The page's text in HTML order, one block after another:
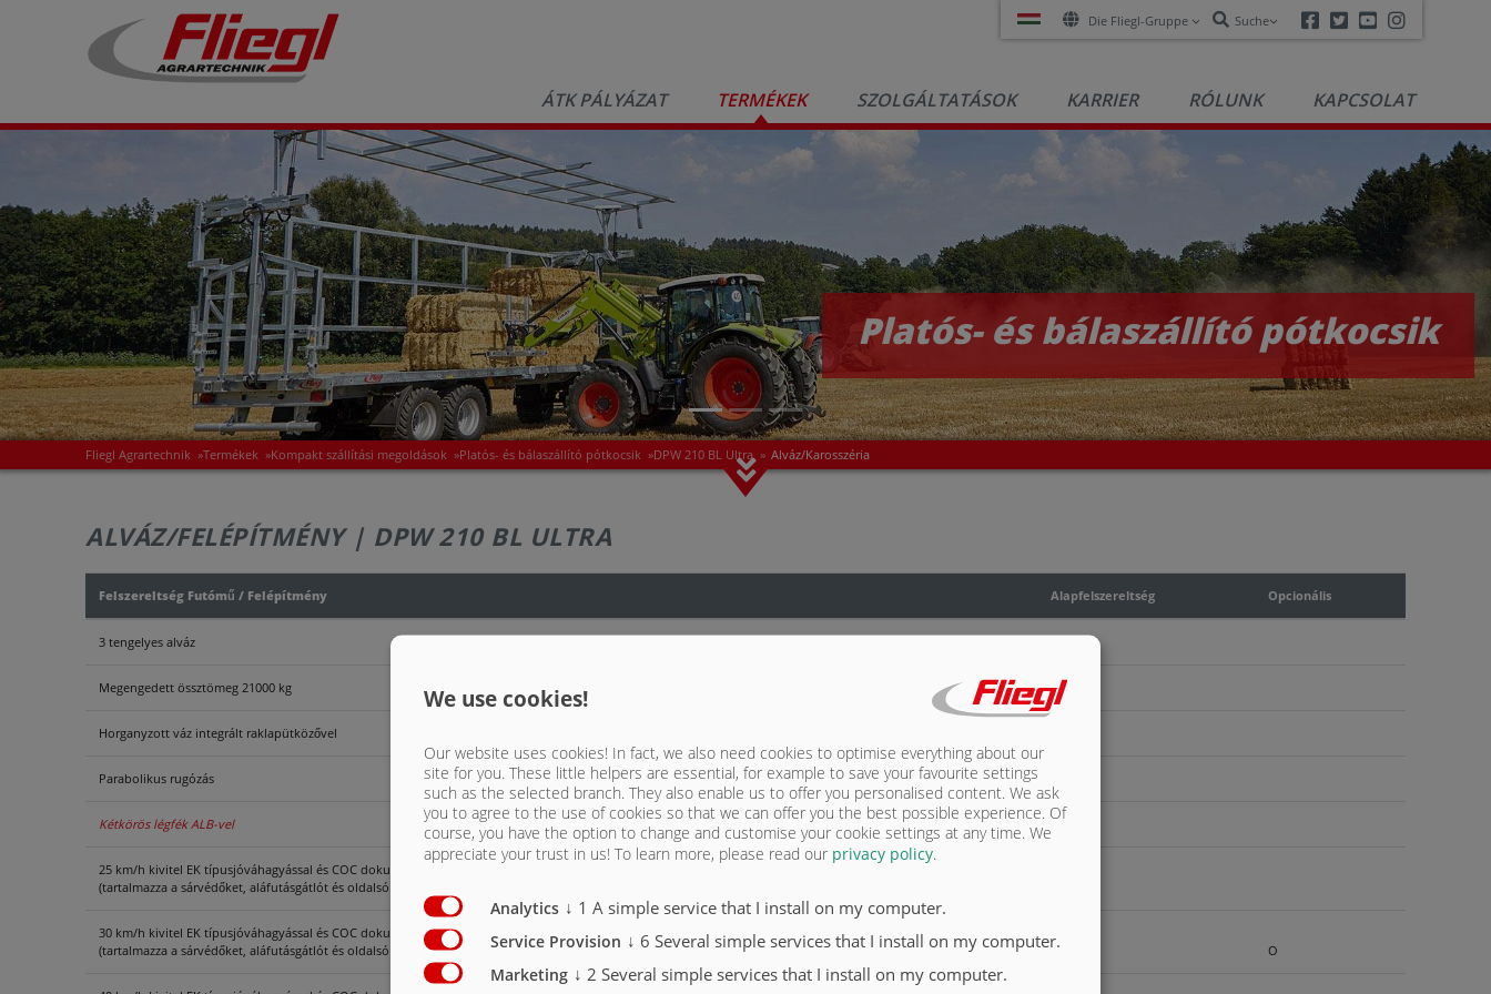
Die Fliegl-Gruppe Suche Facebook
TwitterYoutube
ÁTK PÁLYÁZAT TERMÉKEK SZOLGÁLTATÁSOK KARRIER RÓLUNK KAPCSOLAT
Platós- és bálaszállító pótkocsik
Fliegl Agrartechnik »Termékek »Kompakt szállítási megoldások »Platós- és bálaszállító pótkocsik »DPW 210 BL Ultra » Alváz/Karosszéria
ALVÁZ/FELÉPÍTMÉNY | DPW 210 BL ULTRA
Felszereltség Futómű / Felépítmény Alapfelszereltség Opcionális
3 tengelyes alváz
Megengedett össztömeg 21000 kg X
Horganyzott váz integrált raklapütközővel
Parabolikus rugózás
Kétkörös légfék ALB-vel X
25 km/h kivitel EK típusjóváhagyással és COC dokumentumokkal
(tartalmazza a sárvédőket, aláfutásgátlót és oldalsó helyzetjelző lámpákat)
30 km/h kivitel EK típusjóváhagyással és COC dokumentumokkal
(tartalmazza a sárvédőket, aláfutásgátlót és oldalsó helyzetjelző lámpákat)
O
We use cookies!
Our website uses cookies! In fact, we also need cookies to optimise everything about our
site for you. These little helpers are essential, for example to save your favourite settings
such as the selected branch. They also enable us to offer you personalised content. We ask
you to agree to the use of cookies so that we can offer you the best possible experience. Of
course, you have the option to change and customise your cookie settings at any time. We
appreciate your trust in us! To learn more, please read our privacy policy.
Analytics ↓ 1 A simple service that I install on my computer.
Service Provision ↓ 6 Several simple services that I install on my computer.
Marketing ↓ 2 Several simple services that I install on my computer.